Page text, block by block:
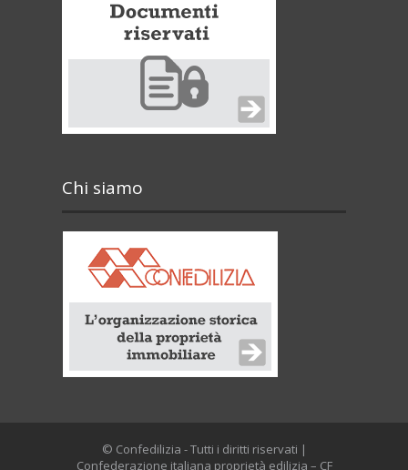
Chi siamo
© Confedilizia - Tutti i diritti riservati |
Confederazione italiana proprietà edilizia – CF